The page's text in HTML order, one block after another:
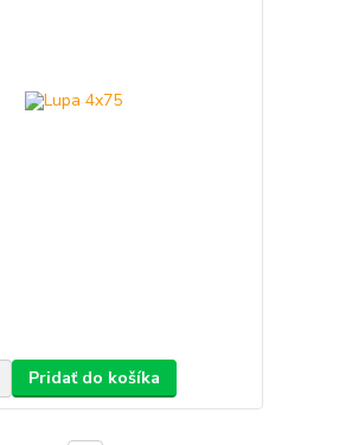
Pridať do košíka